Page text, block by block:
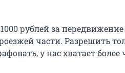
рублей за передвижение
части. Разрешить
у нас хватает